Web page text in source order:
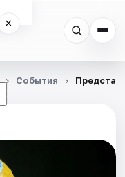
×
☾
События